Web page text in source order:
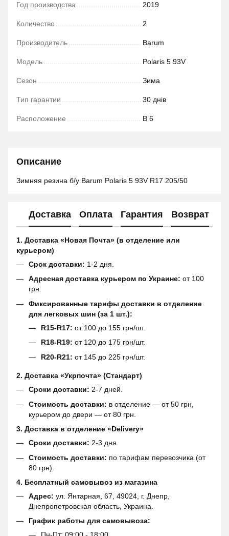
Год производства 2019
Количество 2
Производитель Barum
Модель Polaris 5 93V
Сезон Зима
Тип гарантии 30 днів
Расположение В 6
Описание
Зимняя резина б/у Barum Polaris 5 93V R17 205/50
Доставка Оплата Гарантия Возврат
1. Доставка «Новая Почта» (в отделение или
курьером)
Срок доставки: 1-2 дня.
Адресная доставка курьером по Украине: от 100
грн.
Фиксированные тарифы доставки в отделение
для легковых шин (за 1 шт.):
R15-R17: от 100 до 155 грн/шт.
R18-R19: от 120 до 175 грн/шт.
R20-R21: от 145 до 225 грн/шт.
2. Доставка «Укрпочта» (Стандарт)
Сроки доставки: 2-7 дней.
Стоимость доставки: в отделение — от 50 грн,
курьером до двери — от 80 грн.
3. Доставка в отделение «Delivery»
Сроки доставки: 2-3 дня.
Стоимость доставки: по тарифам перевозчика (от
80 грн).
4. Бесплатный самовывоз из магазина
Адрес: ул. Янтарная, 67, 49024, г. Днепр,
Днепропетровская область, Украина.
График работы для самовывоза: